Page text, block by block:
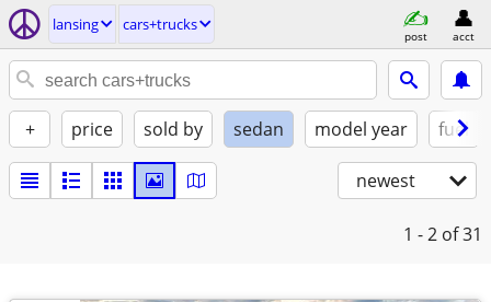
lansing cars+trucks
post acct
+ price sold by sedan model year fuel
newest
1 - 2 of 31